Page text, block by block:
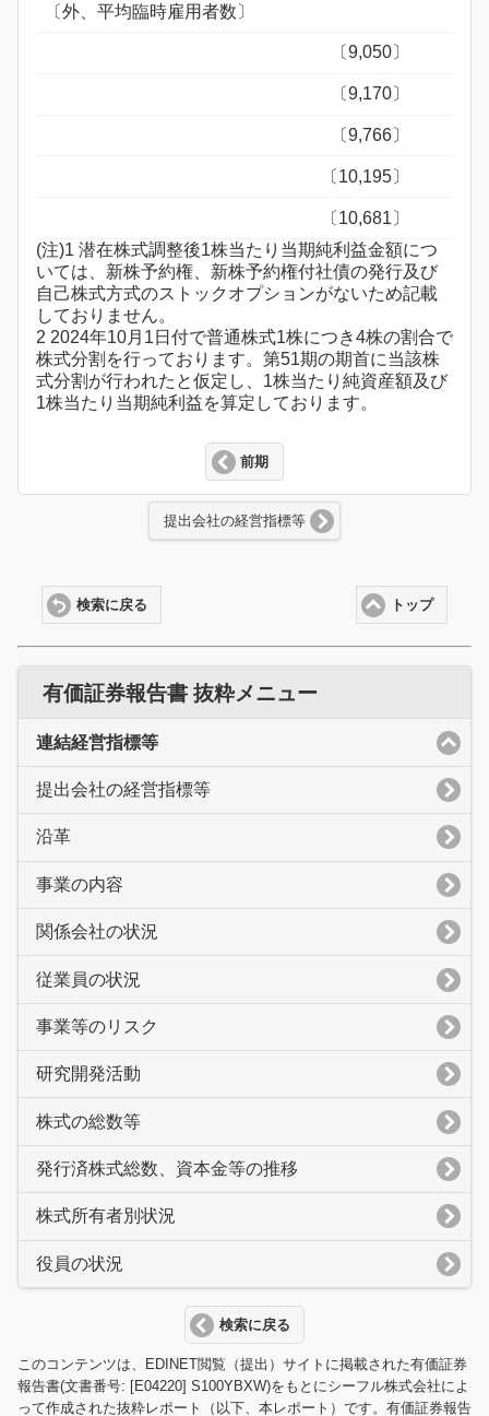
〔外、平均臨時雇用者数〕
〔9,050〕
〔9,170〕
〔9,766〕
〔10,195〕
〔10,681〕
(注)1 潜在株式調整後1株当たり当期純利益金額につ
いては、新株予約権、新株予約権付社債の発行及び
自己株式方式のストックオプションがないため記載
しておりません。
2 2024年10月1日付で普通株式1株につき4株の割合で
株式分割を行っております。第51期の期首に当該株
式分割が行われたと仮定し、1株当たり純資産額及び
1株当たり当期純利益を算定しております。
前期
提出会社の経営指標等
トップ
検索に戻る
有価証券報告書 抜粋メニュー
連結経営指標等
提出会社の経営指標等
沿革
事業の内容
関係会社の状況
従業員の状況
事業等のリスク
研究開発活動
株式の総数等
発行済株式総数、資本金等の推移
株式所有者別状況
役員の状況
検索に戻る
このコンテンツは、EDINET閲覧（提出）サイトに掲載された有価証券
報告書(文書番号: [E04220] S100YBXW)をもとにシーフル株式会社によ
って作成された抜粋レポート（以下、本レポート）です。有価証券報告